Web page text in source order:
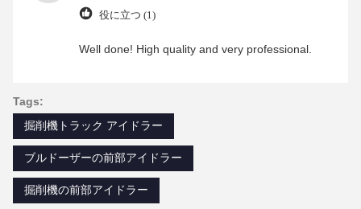
役に立つ (1)
Well done! High quality and very professional.
Tags:
掘削機トラック アイドラー
ブルドーザーの前部アイドラー
掘削機の前部アイドラー